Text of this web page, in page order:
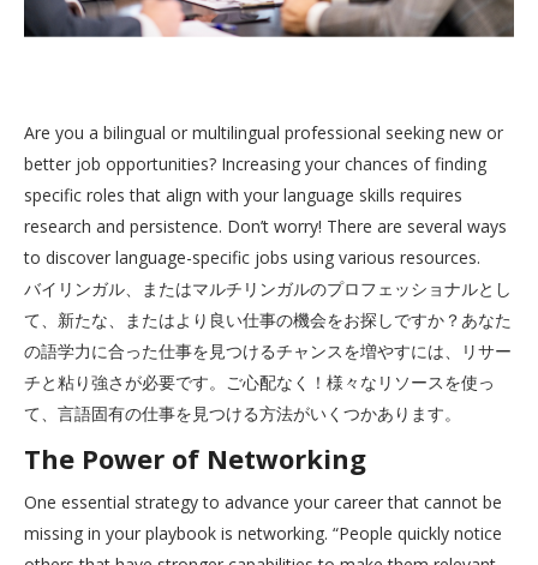
Are you a bilingual or multilingual professional seeking new or
better job opportunities? Increasing your chances of finding
specific roles that align with your language skills requires
research and persistence. Don’t worry! There are several ways
to discover language-specific jobs using various resources.
バイリンガル、またはマルチリンガルのプロフェッショナルとし
て、新たな、またはより良い仕事の機会をお探しですか？あなた
の語学力に合った仕事を見つけるチャンスを増やすには、リサー
チと粘り強さが必要です。ご心配なく！様々なリソースを使っ
て、言語固有の仕事を見つける方法がいくつかあります。
The Power of Networking
One essential strategy to advance your career that cannot be
missing in your playbook is networking. “People quickly notice